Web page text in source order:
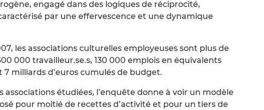
engagé dans des logiques de réciprocité,
par une effervescence et une dynamique
les associations culturelles employeuses sont plus de
000 travailleur.se.s, 130 000 emplois en équivalents
milliards d’euros cumulés de budget.
associations étudiées, l’enquête donne à voir un modèle
pour moitié de recettes d’activité et pour un tiers de